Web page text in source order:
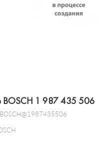
BOSCH 1 987 435 506
BOSCH@1987435506